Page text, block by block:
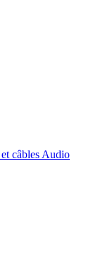
câbles Audio